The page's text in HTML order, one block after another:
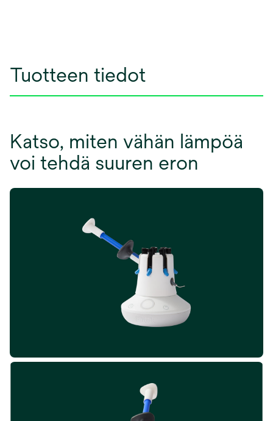
Tuotteen tiedot
Katso, miten vähän lämpöä
voi tehdä suuren eron